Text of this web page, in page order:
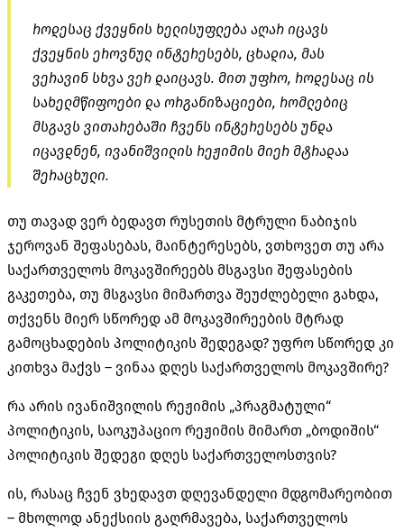
როდესაც ქვეყნის ხელისუფლება აღარ იცავს
ქვეყნის ეროვნულ ინტერესებს, ცხადია, მას
ვერავინ სხვა ვერ დაიცავს. მით უფრო, როდესაც ის
სახელმწიფოები და ორგანიზაციები, რომლებიც
მსგავს ვითარებაში ჩვენს ინტერესებს უნდა
იცავდნენ, ივანიშვილის რეჟიმის მიერ მტრადაა
შერაცხული.
თუ თავად ვერ ბედავთ რუსეთის მტრული ნაბიჯის
ჯეროვან შეფასებას, მაინტერესებს, ვთხოვეთ თუ არა
საქართველოს მოკავშირეებს მსგავსი შეფასების
გაკეთება, თუ მსგავსი მიმართვა შეუძლებელი გახდა,
თქვენს მიერ სწორედ ამ მოკავშირეების მტრად
გამოცხადების პოლიტიკის შედეგად? უფრო სწორედ კი
კითხვა მაქვს – ვინაა დღეს საქართველოს მოკავშირე?
რა არის ივანიშვილის რეჟიმის „პრაგმატული“
პოლიტიკის, საოკუპაციო რეჟიმის მიმართ „ბოდიშის“
პოლიტიკის შედეგი დღეს საქართველოსთვის?
ის, რასაც ჩვენ ვხედავთ დღევანდელი მდგომარეობით
– მხოლოდ ანექსიის გაღრმავება, საქართველოს